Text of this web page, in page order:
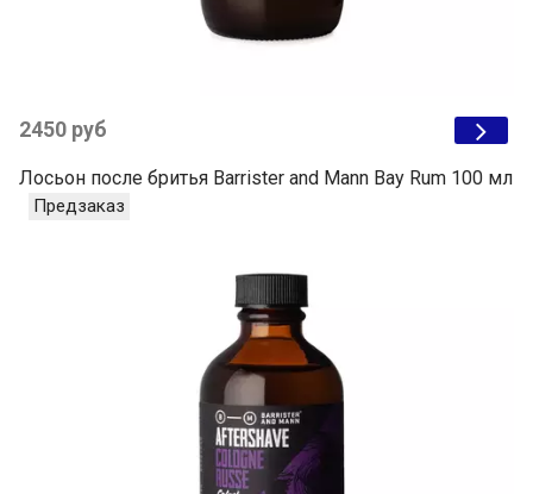
2450 руб
Лосьон после бритья Barrister and Mann Bay Rum 100 мл
Предзаказ